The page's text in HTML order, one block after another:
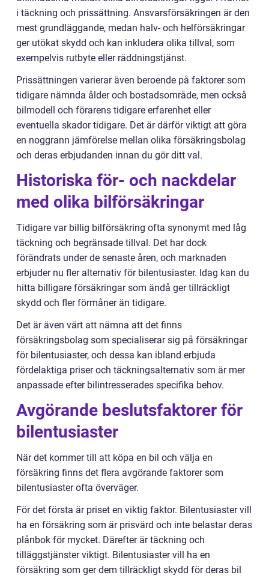
i täckning och prissättning. Ansvarsförsäkringen är den
mest grundläggande, medan halv- och helförsäkringar
ger utökat skydd och kan inkludera olika tillval, som
exempelvis rutbyte eller räddningstjänst.
Prissättningen varierar även beroende på faktorer som
tidigare nämnda ålder och bostadsområde, men också
bilmodell och förarens tidigare erfarenhet eller
eventuella skador tidigare. Det är därför viktigt att göra
en noggrann jämförelse mellan olika försäkringsbolag
och deras erbjudanden innan du gör ditt val.
Historiska för- och nackdelar
med olika bilförsäkringar
Tidigare var billig bilförsäkring ofta synonymt med låg
täckning och begränsade tillval. Det har dock
förändrats under de senaste åren, och marknaden
erbjuder nu fler alternativ för bilentusiaster. Idag kan du
hitta billigare försäkringar som ändå ger tillräckligt
skydd och fler förmåner än tidigare.
Det är även värt att nämna att det finns
försäkringsbolag som specialiserar sig på försäkringar
för bilentusiaster, och dessa kan ibland erbjuda
fördelaktiga priser och täckningsalternativ som är mer
anpassade efter bilintresserades specifika behov.
Avgörande beslutsfaktorer för
bilentusiaster
När det kommer till att köpa en bil och välja en
försäkring finns det flera avgörande faktorer som
bilentusiaster ofta överväger.
För det första är priset en viktig faktor. Bilentusiaster vill
ha en försäkring som är prisvärd och inte belastar deras
plånbok för mycket. Därefter är täckning och
tilläggstjänster viktigt. Bilentusiaster vill ha en
försäkring som ger dem tillräckligt skydd för deras bil